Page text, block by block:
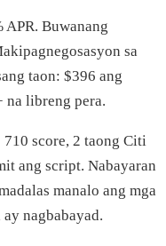
Buwanang
sa
taon: $396 ang
na libreng pera.
score, 2 taong Citi
ang script. Nabayaran
manalo ang mga
nagbabayad.